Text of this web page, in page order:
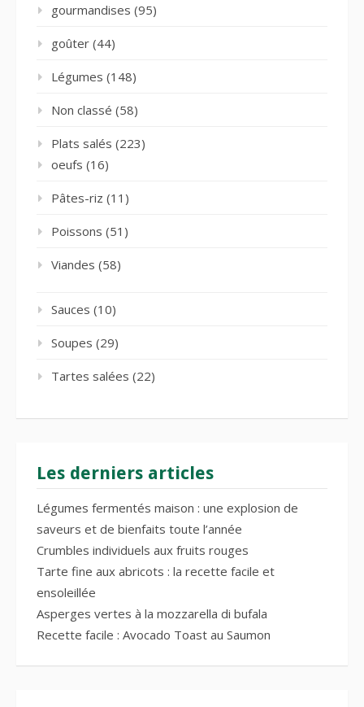
gourmandises (95)
goûter (44)
Légumes (148)
Non classé (58)
Plats salés (223)
oeufs (16)
Pâtes-riz (11)
Poissons (51)
Viandes (58)
Sauces (10)
Soupes (29)
Tartes salées (22)
Les derniers articles
Légumes fermentés maison : une explosion de
saveurs et de bienfaits toute l’année
Crumbles individuels aux fruits rouges
Tarte fine aux abricots : la recette facile et
ensoleillée
Asperges vertes à la mozzarella di bufala
Recette facile : Avocado Toast au Saumon